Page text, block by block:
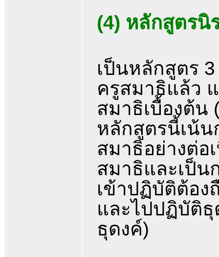
(4) หลักสูตรนิ
เป็นหลักสูตร
ครูสมาธิแล้ว
สมาธิเบื้องต้น
หลักสูตรนี้เน้
สมาธิอย่างต่อ
สมาธิและเป็น
เข้าปฏิบัติต้อง
และไปปฏิบัติ
ธุดงค์)